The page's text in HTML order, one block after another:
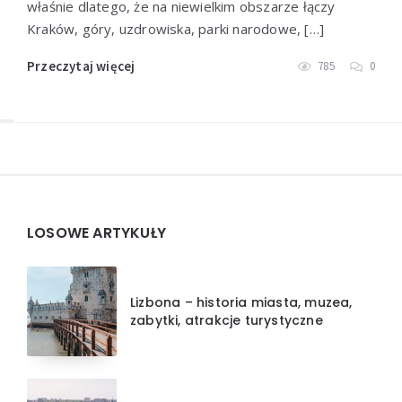
właśnie dlatego, że na niewielkim obszarze łączy
Kraków, góry, uzdrowiska, parki narodowe, […]
Przeczytaj więcej 785 0
LOSOWE ARTYKUŁY
Lizbona – historia miasta, muzea,
zabytki, atrakcje turystyczne